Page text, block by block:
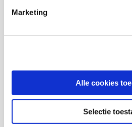
Marketing
Alle cookies
Selectie
Frouke Sondeijker